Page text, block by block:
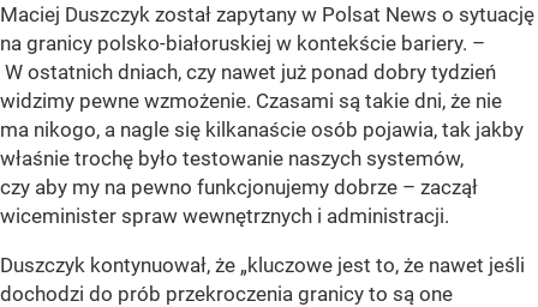
Maciej Duszczyk został zapytany w Polsat News o sytuację
na granicy polsko-białoruskiej w kontekście bariery. –
W ostatnich dniach, czy nawet już ponad dobry tydzień
widzimy pewne wzmożenie. Czasami są takie dni, że nie
ma nikogo, a nagle się kilkanaście osób pojawia, tak jakby
właśnie trochę było testowanie naszych systemów,
czy aby my na pewno funkcjonujemy dobrze – zaczął
wiceminister spraw wewnętrznych i administracji.
Duszczyk kontynuował, że „kluczowe jest to, że nawet jeśli
dochodzi do prób przekroczenia granicy to są one